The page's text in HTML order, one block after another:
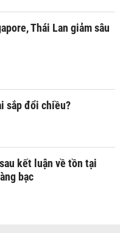
Thái Lan giảm sâu
sắp đổi chiều?
kết luận về tồn tại
bạc